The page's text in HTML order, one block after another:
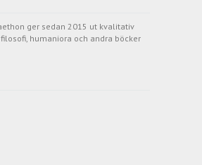
ger sedan 2015 ut kvalitativ
humaniora och andra böcker